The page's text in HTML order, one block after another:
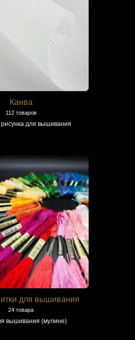
Канва
112 товаров
рисунка для вышивания
для вышивания
24 товара
вышивания (мулине)